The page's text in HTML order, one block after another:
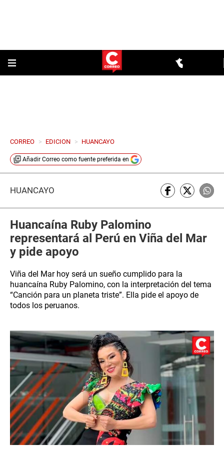
CORREO > EDICION > HUANCAYO
Añadir Correo como fuente preferida en
HUANCAYO
Huancaína Ruby Palomino
representará al Perú en Viña del Mar
y pide apoyo
Viña del Mar hoy será un sueño cumplido para la
huancaína Ruby Palomino, con la interpretación del tema
“Canción para un planeta triste”. Ella pide el apoyo de
todos los peruanos.